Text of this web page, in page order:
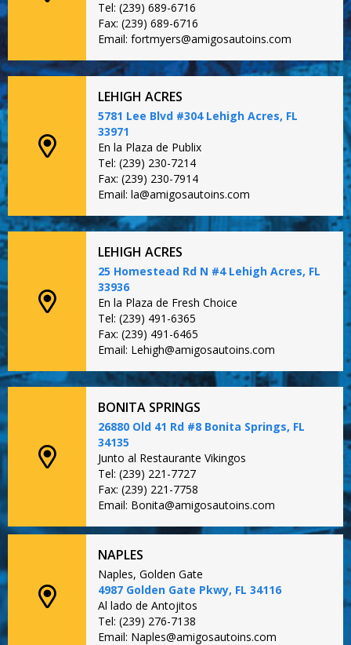
Tel: (239) 689-6716
Fax: (239) 689-6716
Email: fortmyers@amigosautoins.com
LEHIGH ACRES
5781 Lee Blvd #304 Lehigh Acres, FL
33971
En la Plaza de Publix
Tel: (239) 230-7214
Fax: (239) 230-7914
Email: la@amigosautoins.com
LEHIGH ACRES
25 Homestead Rd N #4 Lehigh Acres, FL
33936
En la Plaza de Fresh Choice
Tel: (239) 491-6365
Fax: (239) 491-6465
Email: Lehigh@amigosautoins.com
BONITA SPRINGS
26880 Old 41 Rd #8 Bonita Springs, FL
34135
Junto al Restaurante Vikingos
Tel: (239) 221-7727
Fax: (239) 221-7758
Email: Bonita@amigosautoins.com
NAPLES
Naples, Golden Gate
4987 Golden Gate Pkwy, FL 34116
Al lado de Antojitos
Tel: (239) 276-7138
Email: Naples@amigosautoins.com